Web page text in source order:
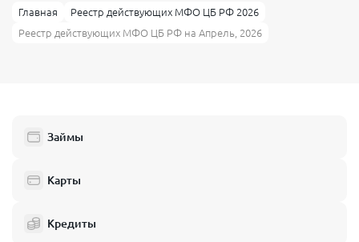
Главная
Реестр действующих МФО ЦБ РФ 2026
Реестр действующих МФО ЦБ РФ на Апрель, 2026
Займы
Карты
Кредиты